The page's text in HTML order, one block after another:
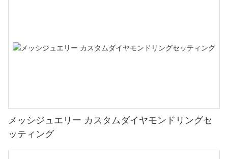
メッシジュエリー カスタムダイヤモンドリングセ
ッティング